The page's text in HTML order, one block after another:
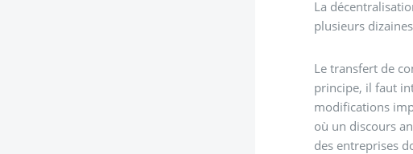
La
plusieurs
Le transfert de
principe, il faut
modifications
où un discours
des entreprises